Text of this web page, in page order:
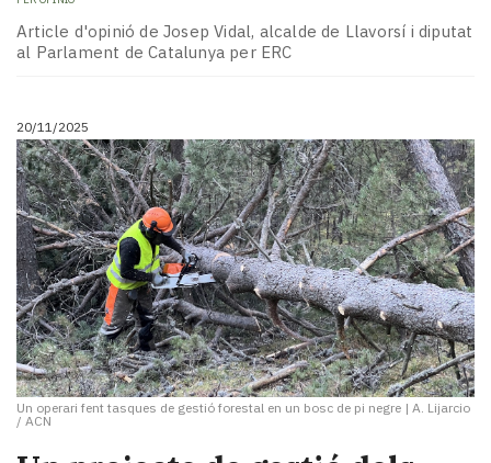
Article d'opinió de Josep Vidal, alcalde de Llavorsí i diputat
al Parlament de Catalunya per ERC
20/11/2025
Un operari fent tasques de gestió forestal en un bosc de pi negre | A. Lijarcio
/ ACN